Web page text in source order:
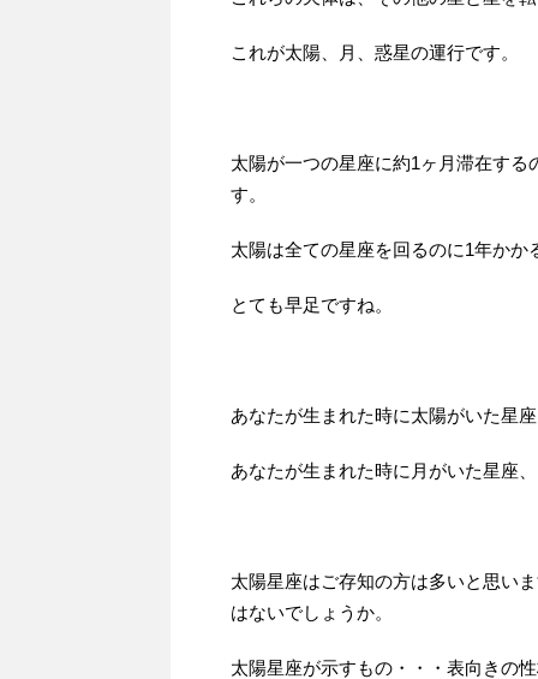
これが太陽、月、惑星の運行です。
太陽が一つの星座に約1ヶ月滞在す
す。
太陽は全ての星座を回るのに1年か
とても早足ですね。
あなたが生まれた時に太陽がいた星
あなたが生まれた時に月がいた星座
太陽星座はご存知の方は多いと思い
はないでしょうか。
太陽星座が示すもの・・・表向きの